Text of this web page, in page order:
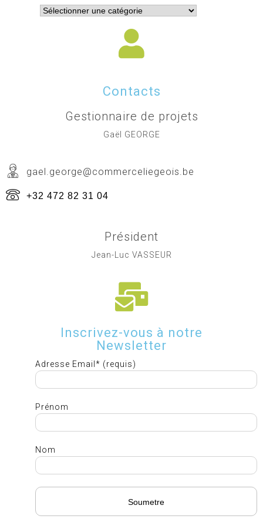
Contacts
Gestionnaire de projets
Gaël GEORGE
gael.george@commerceliegeois.be
+32 472 82 31 04
Président
Jean-Luc VASSEUR
Inscrivez-vous à notre
Newsletter
Adresse Email* (requis)
Prénom
Nom